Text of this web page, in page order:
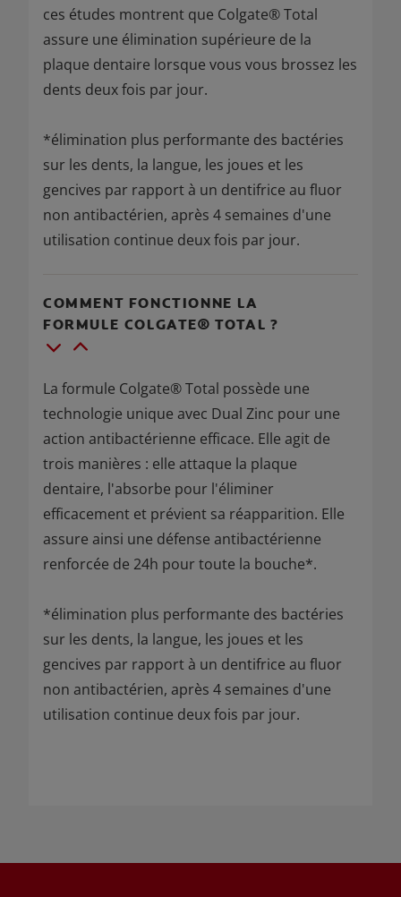
ces études montrent que Colgate® Total
assure une élimination supérieure de la
plaque dentaire lorsque vous vous brossez les
dents deux fois par jour.
*élimination plus performante des bactéries
sur les dents, la langue, les joues et les
gencives par rapport à un dentifrice au fluor
non antibactérien, après 4 semaines d'une
utilisation continue deux fois par jour.
COMMENT FONCTIONNE LA
FORMULE COLGATE® TOTAL ?
La formule Colgate® Total possède une
technologie unique avec Dual Zinc pour une
action antibactérienne efficace. Elle agit de
trois manières : elle attaque la plaque
dentaire, l'absorbe pour l'éliminer
efficacement et prévient sa réapparition. Elle
assure ainsi une défense antibactérienne
renforcée de 24h pour toute la bouche*.
*élimination plus performante des bactéries
sur les dents, la langue, les joues et les
gencives par rapport à un dentifrice au fluor
non antibactérien, après 4 semaines d'une
utilisation continue deux fois par jour.